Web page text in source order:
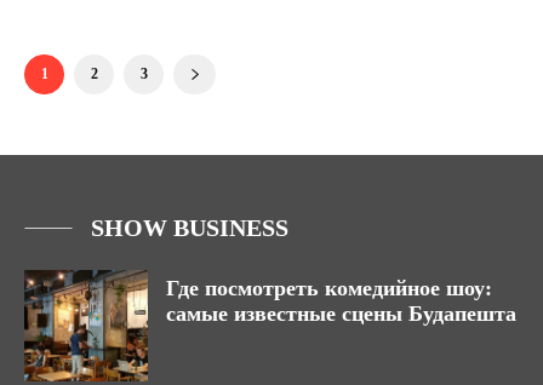
1 2 3
SHOW BUSINESS
Где посмотреть комедийное шоу:
самые известные сцены Будапешта